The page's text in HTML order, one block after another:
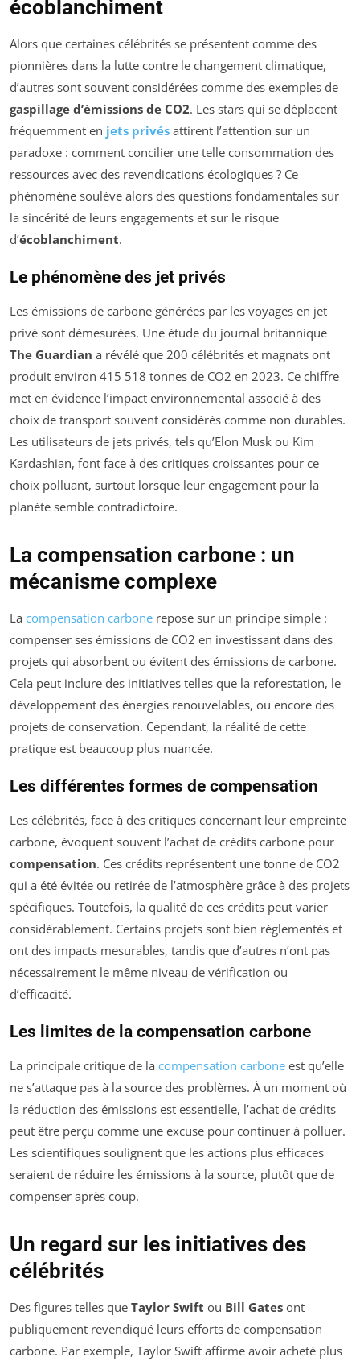
écoblanchiment
Alors que certaines célébrités se présentent comme des
pionnières dans la lutte contre le changement climatique,
d’autres sont souvent considérées comme des exemples de
gaspillage d’émissions de CO2. Les stars qui se déplacent
fréquemment en jets privés attirent l’attention sur un
paradoxe : comment concilier une telle consommation des
ressources avec des revendications écologiques ? Ce
phénomène soulève alors des questions fondamentales sur
la sincérité de leurs engagements et sur le risque
d’écoblanchiment.
Le phénomène des jet privés
Les émissions de carbone générées par les voyages en jet
privé sont démesurées. Une étude du journal britannique
The Guardian a révélé que 200 célébrités et magnats ont
produit environ 415 518 tonnes de CO2 en 2023. Ce chiffre
met en évidence l’impact environnemental associé à des
choix de transport souvent considérés comme non durables.
Les utilisateurs de jets privés, tels qu’Elon Musk ou Kim
Kardashian, font face à des critiques croissantes pour ce
choix polluant, surtout lorsque leur engagement pour la
planète semble contradictoire.
La compensation carbone : un
mécanisme complexe
La compensation carbone repose sur un principe simple :
compenser ses émissions de CO2 en investissant dans des
projets qui absorbent ou évitent des émissions de carbone.
Cela peut inclure des initiatives telles que la reforestation, le
développement des énergies renouvelables, ou encore des
projets de conservation. Cependant, la réalité de cette
pratique est beaucoup plus nuancée.
Les différentes formes de compensation
Les célébrités, face à des critiques concernant leur empreinte
carbone, évoquent souvent l’achat de crédits carbone pour
compensation. Ces crédits représentent une tonne de CO2
qui a été évitée ou retirée de l’atmosphère grâce à des projets
spécifiques. Toutefois, la qualité de ces crédits peut varier
considérablement. Certains projets sont bien réglementés et
ont des impacts mesurables, tandis que d’autres n’ont pas
nécessairement le même niveau de vérification ou
d’efficacité.
Les limites de la compensation carbone
La principale critique de la compensation carbone est qu’elle
ne s’attaque pas à la source des problèmes. À un moment où
la réduction des émissions est essentielle, l’achat de crédits
peut être perçu comme une excuse pour continuer à polluer.
Les scientifiques soulignent que les actions plus efficaces
seraient de réduire les émissions à la source, plutôt que de
compenser après coup.
Un regard sur les initiatives des
célébrités
Des figures telles que Taylor Swift ou Bill Gates ont
publiquement revendiqué leurs efforts de compensation
carbone. Par exemple, Taylor Swift affirme avoir acheté plus